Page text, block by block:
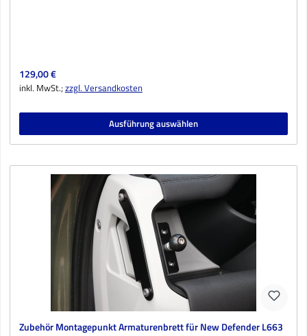
Regulärer Preis:
129,00 €
inkl. MwSt.;zzgl. Versandkosten
Ausführung auswählen
Zubehör Montagepunkt Armaturenbrett für New Defender L663